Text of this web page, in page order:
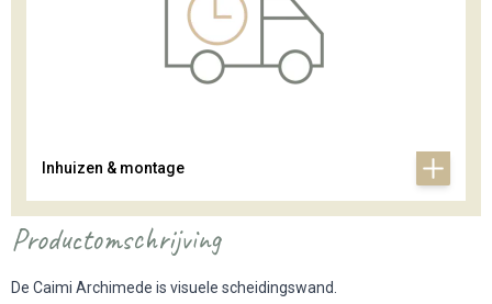
Inhuizen & montage
Productomschrijving
De Caimi Archimede is visuele scheidingswand.